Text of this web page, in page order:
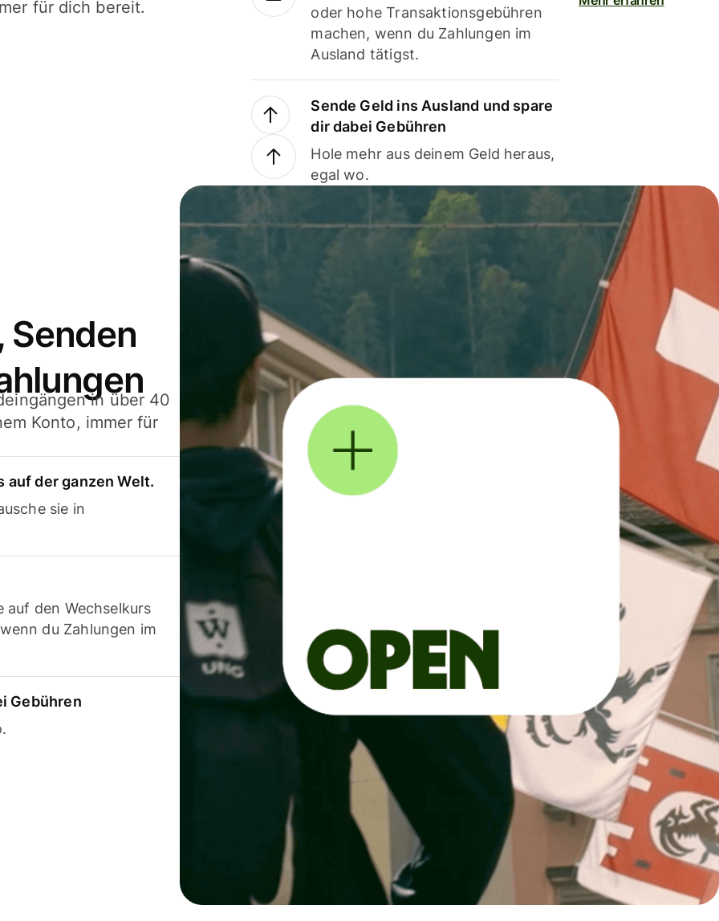
für dich bereit.
oder hohe Transaktionsgebühren
machen, wenn du Zahlungen im
Ausland tätigst.
Sende Geld ins Ausland und spare
dir dabei Gebühren
Hole mehr aus deinem Geld heraus,
egal wo.
Senden
in über 40
Konto, immer für
auf der ganzen Welt.
sie in
auf den Wechselkurs
du Zahlungen im
Gebühren